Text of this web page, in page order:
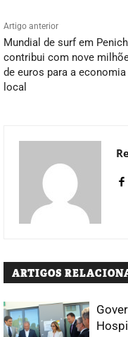
Artigo anterior
Mundial de surf em
contribui com nove
de euros para a economia
local
ARTIGOS